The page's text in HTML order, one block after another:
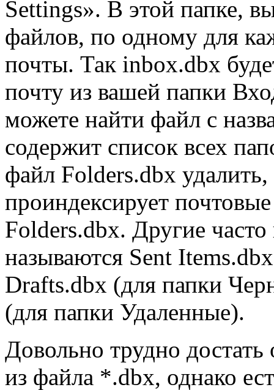
Settings». В этой папке,
файлов, по одному для
почты. Так inbox.dbx
почту из вашей папки
можете найти файл с
содержит список всех
файл Folders.dbx
проиндексирует
Folders.dbx. Другие
называются Sent
Drafts.dbx (для папки
(для папки Удаленные).
Довольно трудно
из файла *.dbx, однако